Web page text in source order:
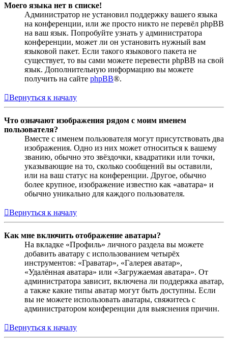
Моего языка нет в списке!
Администратор не установил поддержку вашего языка
на конференции, или же просто никто не перевёл phpBB
на ваш язык. Попробуйте узнать у администратора
конференции, может ли он установить нужный вам
языковой пакет. Если такого языкового пакета не
существует, то вы сами можете перевести phpBB на свой
язык. Дополнительную информацию вы можете
получить на сайте phpBB®.
Вернуться к началу
Что означают изображения рядом с моим именем
пользователя?
Вместе с именем пользователя могут присутствовать два
изображения. Одно из них может относиться к вашему
званию, обычно это звёздочки, квадратики или точки,
указывающие на то, сколько сообщений вы оставили,
или на ваш статус на конференции. Другое, обычно
более крупное, изображение известно как «аватара» и
обычно уникально для каждого пользователя.
Вернуться к началу
Как мне включить отображение аватары?
На вкладке «Профиль» личного раздела вы можете
добавить аватару с использованием четырёх
инструментов: «Граватар», «Галерея аватар»,
«Удалённая аватара» или «Загружаемая аватара». От
администратора зависит, включена ли поддержка аватар,
а также какие типы аватар могут быть доступны. Если
вы не можете использовать аватары, свяжитесь с
администратором конференции для выяснения причин.
Вернуться к началу